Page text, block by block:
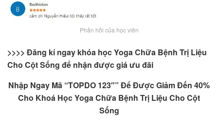
Phản hồi của học viên
>>>> Đăng kí ngay khóa học Yoga Chữa Bệnh Trị Liệu
Cho Cột Sống để nhận được giá ưu đãi
Nhập Ngay Mã “TOPDO 123″” Để Được Giảm Đến 40%
Cho Khoá Học Yoga Chữa Bệnh Trị Liệu Cho Cột
Sống